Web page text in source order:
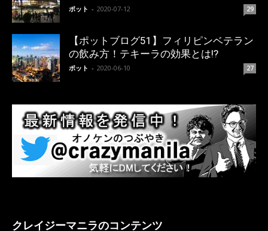
ポット - 2020-07-12 29
【ポットブログ51】フィリピンベテラン
の飲み方！テキーラの効果とは!?
ポット - 2020-06-10 27
クレイジーマニラのコンテンツ